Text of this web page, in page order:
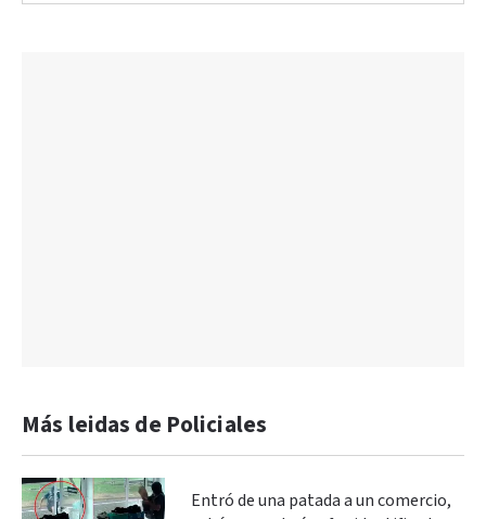
Más leidas de Policiales
Entró de una patada a un comercio,